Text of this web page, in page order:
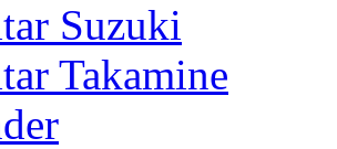
Suzuki
Takamine